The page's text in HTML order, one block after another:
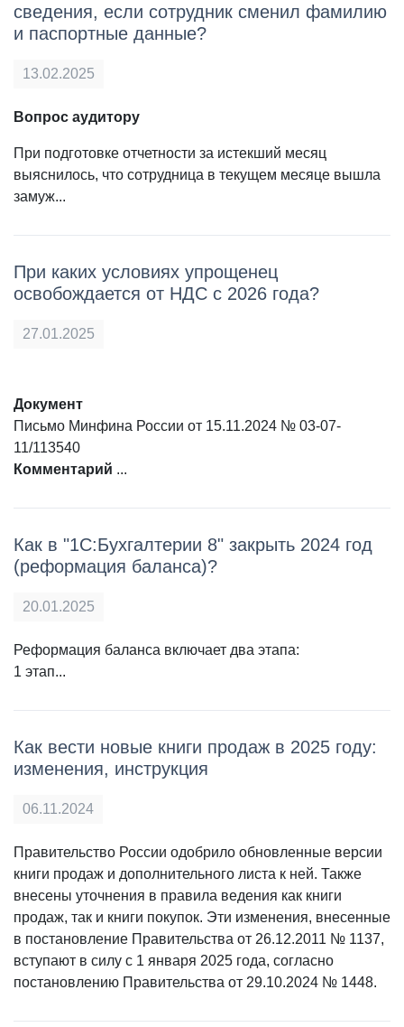
сведения, если сотрудник сменил фамилию
и паспортные данные?
13.02.2025
Вопрос аудитору
При подготовке отчетности за истекший месяц
выяснилось, что сотрудница в текущем месяце вышла
замуж...
При каких условиях упрощенец
освобождается от НДС с 2026 года?
27.01.2025
Документ
Письмо Минфина России от 15.11.2024 № 03-07-
11/113540
Комментарий ...
Как в "1С:Бухгалтерии 8" закрыть 2024 год
(реформация баланса)?
20.01.2025
Реформация баланса включает два этапа:
1 этап...
Как вести новые книги продаж в 2025 году:
изменения, инструкция
06.11.2024
Правительство России одобрило обновленные версии
книги продаж и дополнительного листа к ней. Также
внесены уточнения в правила ведения как книги
продаж, так и книги покупок. Эти изменения, внесенные
в постановление Правительства от 26.12.2011 № 1137,
вступают в силу с 1 января 2025 года, согласно
постановлению Правительства от 29.10.2024 № 1448.